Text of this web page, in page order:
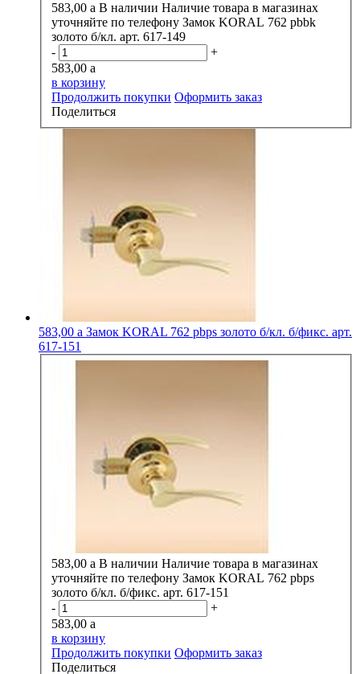
583,00 a В наличии Наличие товара в магазинах
уточняйте по телефону Замок KORAL 762 pbbk
золото б/кл. арт. 617-149
-
+
583,00 a
в корзину
Продолжить покупки Оформить заказ
Поделиться
583,00 a Замок KORAL 762 pbps золото б/кл. б/фикс. арт.
617-151
583,00 a В наличии Наличие товара в магазинах
уточняйте по телефону Замок KORAL 762 pbps
золото б/кл. б/фикс. арт. 617-151
-
+
583,00 a
в корзину
Продолжить покупки Оформить заказ
Поделиться